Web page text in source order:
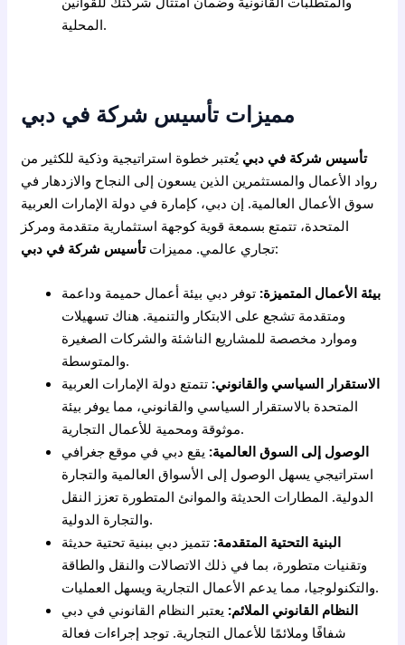
المحلية.
مميزات تأسيس شركة في دبي
تأسيس شركة في دبي يُعتبر خطوة استراتيجية وذكية للكثير من
رواد الأعمال والمستثمرين الذين يسعون إلى النجاح والازدهار في
سوق الأعمال العالمية. إن دبي، كإمارة في دولة الإمارات العربية
المتحدة، تتمتع بسمعة قوية كوجهة استثمارية متقدمة ومركز
تجاري عالمي. مميزاتتأسيس شركة في دبي :
بيئة الأعمال المتميزة: توفر دبي بيئة أعمال حميمة وداعمة
ومتقدمة تشجع على الابتكار والتنمية. هناك تسهيلات
وموارد مخصصة للمشاريع الناشئة والشركات الصغيرة
والمتوسطة.
الاستقرار السياسي والقانوني: تتمتع دولة الإمارات العربية
المتحدة بالاستقرار السياسي والقانوني، مما يوفر بيئة
موثوقة ومحمية للأعمال التجارية.
الوصول إلى السوق العالمية: يقع دبي في موقع جغرافي
استراتيجي يسهل الوصول إلى الأسواق العالمية والتجارة
الدولية. المطارات الحديثة والموانئ المتطورة تعزز النقل
والتجارة الدولية.
البنية التحتية المتقدمة: تتميز دبي ببنية تحتية حديثة
وتقنيات متطورة، بما في ذلك الاتصالات والنقل والطاقة
والتكنولوجيا، مما يدعم الأعمال التجارية ويسهل العمليات.
النظام القانوني الملائم: يعتبر النظام القانوني في دبي
شفافًا وملائمًا للأعمال التجارية. توجد إجراءات فعالة